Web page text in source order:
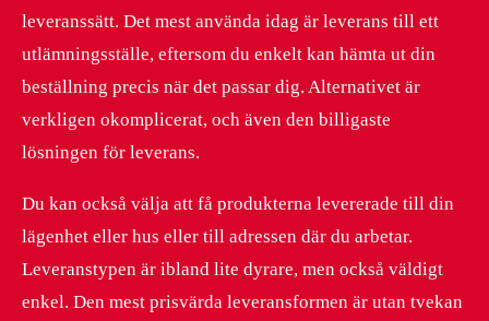
leveranssätt. Det mest använda idag är leverans till ett
utlämningsställe, eftersom du enkelt kan hämta ut din
beställning precis när det passar dig. Alternativet är
verkligen okomplicerat, och även den billigaste
lösningen för leverans.
Du kan också välja att få produkterna levererade till din
lägenhet eller hus eller till adressen där du arbetar.
Leveranstypen är ibland lite dyrare, men också väldigt
enkel. Den mest prisvärda leveransformen är utan tvekan